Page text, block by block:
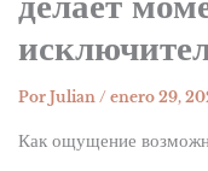
Por Julian / enero 29,
Как ощущение